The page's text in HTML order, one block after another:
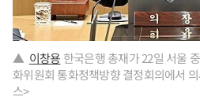
▲ 이창용 한국은행 총재가 22일 서울
화위원회 통화정책방향 결정회의에서
스>